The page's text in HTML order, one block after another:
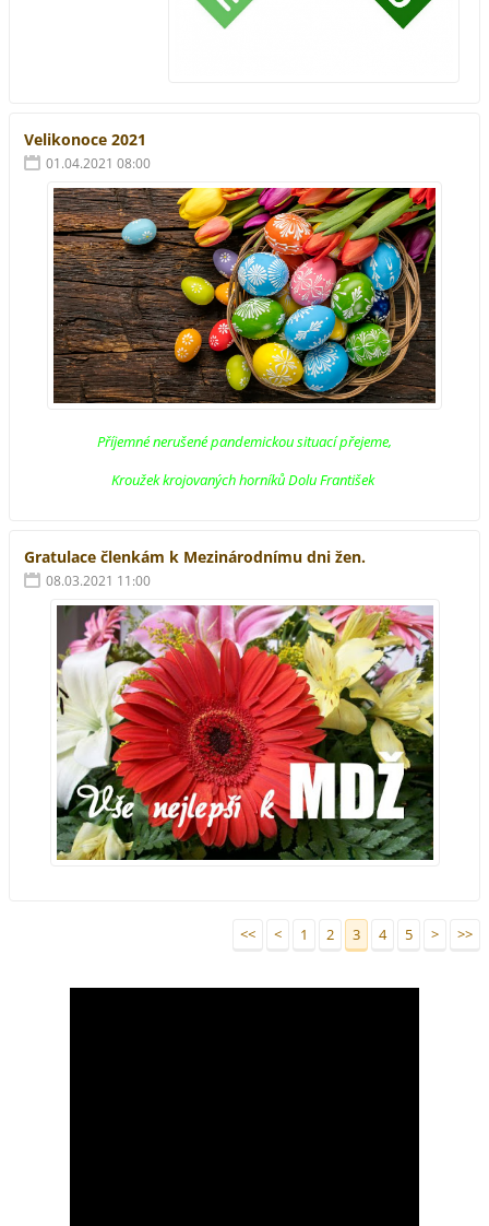
Velikonoce 2021
01.04.2021 08:00
Příjemné nerušené pandemickou situací přejeme,
Kroužek krojovaných horníků Dolu František
Gratulace členkám k Mezinárodnímu dni žen.
08.03.2021 11:00
<< < 1 2 3 4 5 > >>